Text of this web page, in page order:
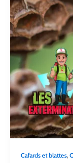
Cafards et blattes,